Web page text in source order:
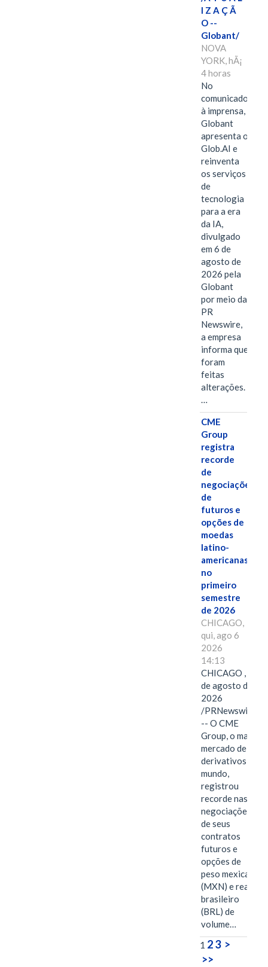
I Z A Ç Ã
O --
Globant/
NOVA
YORK, hÃ¡
4 horas
No
comunicado
à imprensa,
Globant
apresenta o
Glob.AI e
reinventa
os serviços
de
tecnologia
para a era
da IA,
divulgado
em 6 de
agosto de
2026 pela
Globant
por meio da
PR
Newswire,
a empresa
informa que
foram
feitas
alterações.
…
CME
Group
registra
recorde
de
negociações
de
futuros e
opções de
moedas
latino-
americanas
no
primeiro
semestre
de 2026
CHICAGO,
qui, ago 6
2026
14:13
CHICAGO , 6
de agosto de
2026
/PRNewswire/
-- O CME
Group, o maior
mercado de
derivativos do
mundo,
registrou
recorde nas
negociações
de seus
contratos
futuros e
opções de
peso mexicano
(MXN) e real
brasileiro
(BRL) de
volume…
1 23 >
>>